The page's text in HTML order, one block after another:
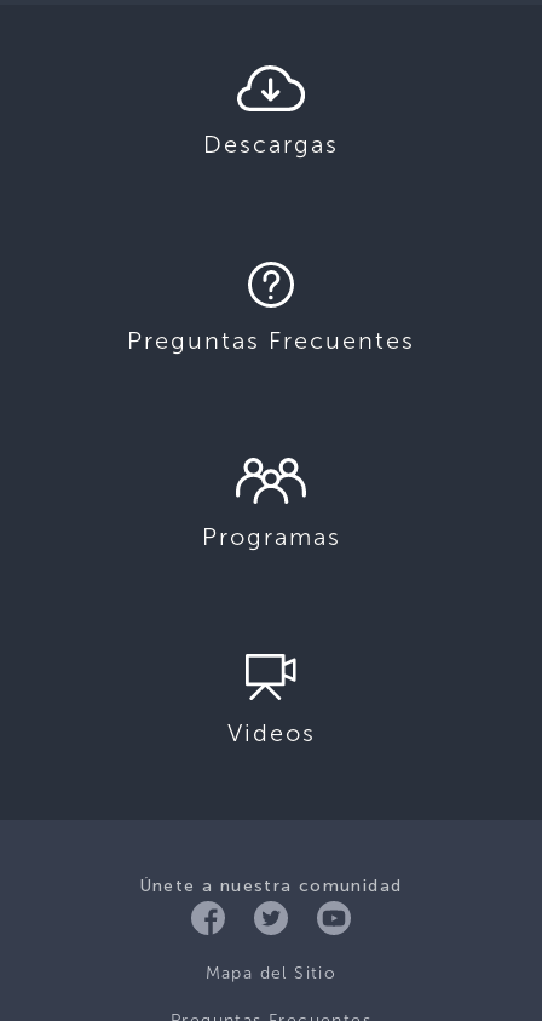
Descargas
Preguntas Frecuentes
Programas
Videos
Únete a nuestra comunidad
Mapa del Sitio